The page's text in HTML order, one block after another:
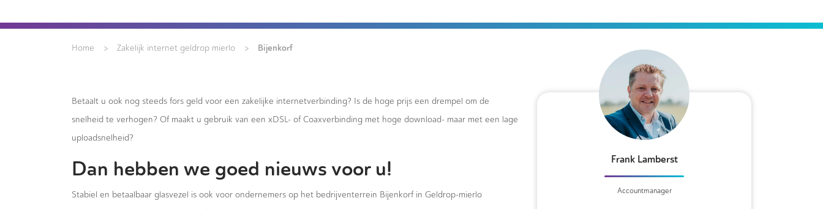
Home > Zakelijk internet geldrop mierlo > Bijenkorf
Betaalt u ook nog steeds fors geld voor een zakelijke internetverbinding? Is de hoge prijs een drempel om de
snelheid te verhogen? Of maakt u gebruik van een xDSL- of Coaxverbinding met hoge download- maar met een lage
uploadsnelheid?
Dan hebben we goed nieuws voor u!
Stabiel en betaalbaar glasvezel is ook voor ondernemers op het bedrijventerrein Bijenkorf in Geldrop-mierlo
Frank Lamberst
Accountmanager